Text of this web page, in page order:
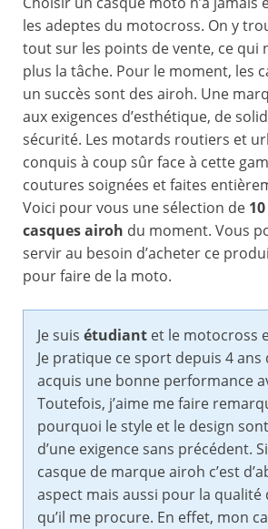
les adeptes du motocross. On y
tout sur les points de vente, ce qui
plus la tâche. Pour le moment, les
un succès sont des airoh. Une
aux exigences d’esthétique, de
sécurité. Les motards routiers et
conquis à coup sûr face à cette
coutures soignées et faites
Voici pour vous une sélection de
casques airoh du moment. Vous
servir au besoin d’acheter ce
pour faire de la moto.
Je suis étudiant et le motocross
Je pratique ce sport depuis 4 ans
acquis une bonne performance
Toutefois, j’aime me faire
pourquoi le style et le design
d’une exigence sans précédent.
casque de marque airoh c’est
aspect mais aussi pour la qualité
qu’il me procure. En effet, mon